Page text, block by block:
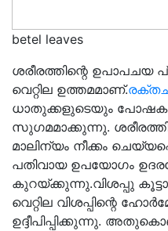
betel leaves
ശരീരത്തിന്റെ ഉപാപചയ
വെറ്റില ഉത്തമമാണ്.
ധാതുക്കളുടെയും
സുഗമമാക്കുന്നു.
മാലിന്യം നീക്കം
പതിവായ ഉപയോഗം
കുറയ്ക്കുന്നു.വിശപ്പു
വെറ്റില വിശപ്പിന്റെ
ഉദ്ദീപിപ്പിക്കുന്നു.